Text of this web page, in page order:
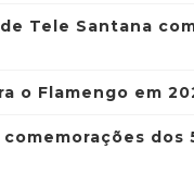
Tele Santana
o Flamengo em
comemorações dos